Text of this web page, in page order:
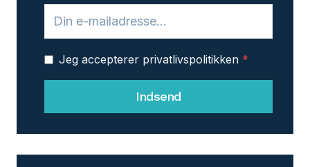
Jeg accepterer privatlivspolitikken *
Indsend